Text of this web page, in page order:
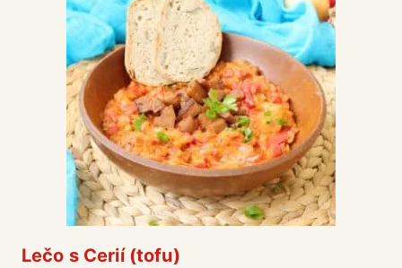
Lečo s Cerií (tofu)